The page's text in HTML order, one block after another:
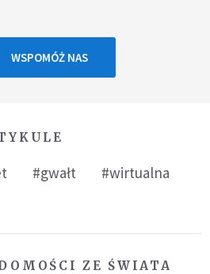
WSPOMÓŻ NAS
#gwałt
#wirtualna
ZE ŚWIATA